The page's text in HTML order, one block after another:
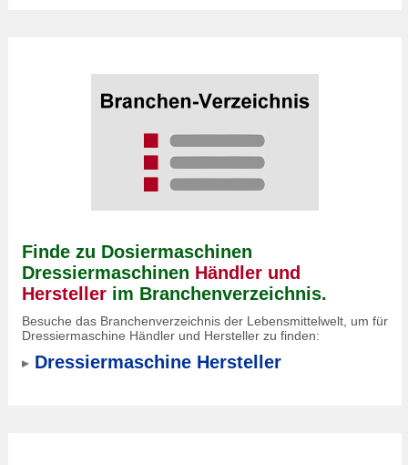
Finde zu Dosiermaschinen
Dressiermaschinen Händler und
Hersteller im Branchenverzeichnis.
Besuche das Branchenverzeichnis der Lebensmittelwelt, um für
Dressiermaschine Händler und Hersteller zu finden:
Dressiermaschine Hersteller